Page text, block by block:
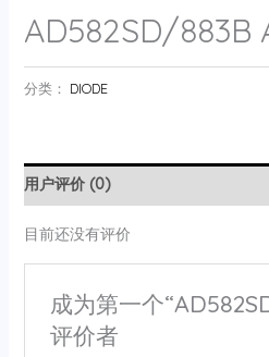
AD582SD/883B
分类： DIODE
用户评价 (0)
目前还没有评价
成为第一个
评价者